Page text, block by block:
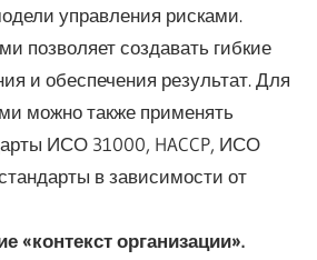
управления рисками.
позволяет создавать гибкие
и обеспечения результат. Для
можно также применять
ИСО 31000, HACCP, ИСО
в зависимости от
«контекст организации».